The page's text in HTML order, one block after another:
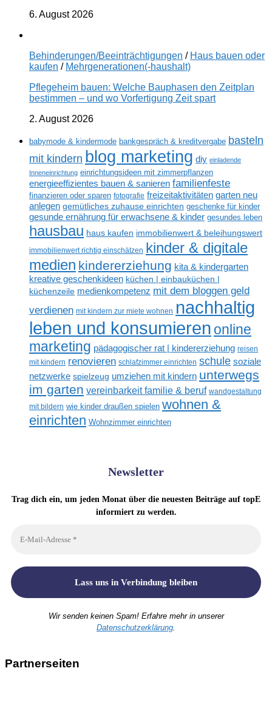
6. August 2026
Behinderungen/Beeinträchtigungen / Haus bauen oder
kaufen / Mehrgenerationen(-haushalt)
Pflegeheim bauen: Welche Bauphasen den Zeitplan
bestimmen – und wo Vorfertigung Zeit spart
2. August 2026
babymode & kindermode bankgespräch & kreditvergabe basteln
mit kindern blog marketing diy einladende
Inneneinrichtung einrichtungsideen mit zimmerpflanzen
energieeffizientes bauen & sanieren familienfeste
finanzieren oder sparen fotografie freizeitaktivitäten garten neu
anlegen gemütliches zuhause einrichten geschenke für kinder
gesunde ernährung für erwachsene & kinder gesundes leben
hausbau haus kaufen immobilienwert & beleihungswert
immobilienwert richtig einschätzen kinder & digitale
medien kindererziehung kita & kindergarten
kreative geschenkideen küchen | einbauküchen |
küchenzeile medienkompetenz mit dem bloggen geld
verdienen mit kindern zur miete wohnen nachhaltig
leben und konsumieren online
marketing pädagogischer rat | kindererziehung reisen
mit kindern renovieren schlafzimmer einrichten schule soziale
netzwerke spielzeug umziehen mit kindern unterwegs
im garten vereinbarkeit familie & beruf wandgestaltung
mit bildern wie kinder draußen spielen wohnen &
einrichten Wohnzimmer einrichten
Newsletter
Trag dich ein, um jeden Monat über die neuesten Beiträge auf topE
informiert zu werden.
Wir senden keinen Spam! Erfahre mehr in unserer
Datenschutzerklärung.
Partnerseiten